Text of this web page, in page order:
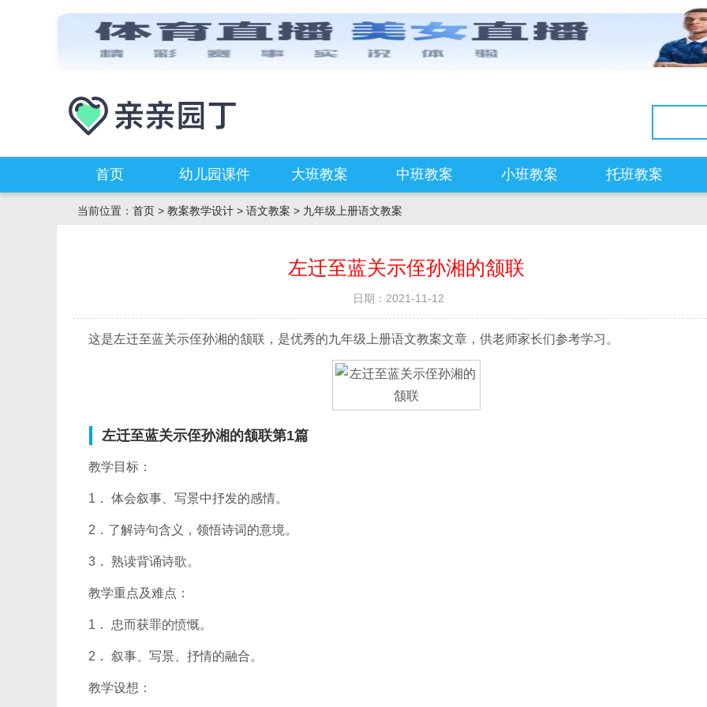
首页 幼儿园课件 大班教案 中班教案 小班教案 托班教案
当前位置： 首页 > 教案教学设计 > 语文教案 > 九年级上册语文教案
左迁至蓝关示侄孙湘的颔联
日期：2021-11-12
这是左迁至蓝关示侄孙湘的颔联，是优秀的九年级上册语文教案文章，供老师家长们参考学习。
左迁至蓝关示侄孙湘的颔联第1篇
教学目标：
1． 体会叙事、写景中抒发的感情。
2．了解诗句含义，领悟诗词的意境。
3． 熟读背诵诗歌。
教学重点及难点：
1． 忠而获罪的愤慨。
2． 叙事、写景、抒情的融合。
教学设想：